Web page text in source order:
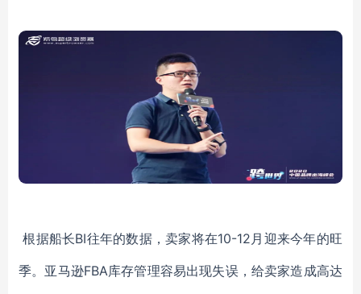
根据船长BI往年的数据，卖家将在10-12月迎来今年的旺
季。亚马逊FBA库存管理容易出现失误，给卖家造成高达